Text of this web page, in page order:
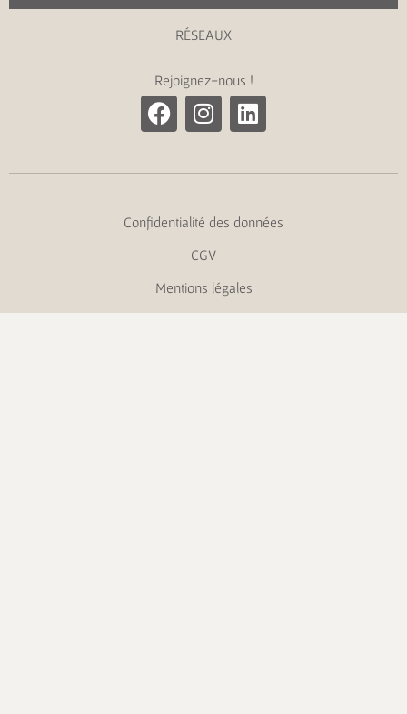
RÉSEAUX
Rejoignez-nous !
Confidentialité des données
CGV
Mentions légales